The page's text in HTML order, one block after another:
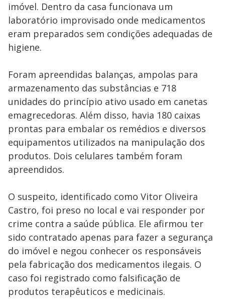
imóvel. Dentro da casa funcionava um
laboratório improvisado onde medicamentos
eram preparados sem condições adequadas de
higiene.
Foram apreendidas balanças, ampolas para
armazenamento das substâncias e 718
unidades do princípio ativo usado em canetas
emagrecedoras. Além disso, havia 180 caixas
prontas para embalar os remédios e diversos
equipamentos utilizados na manipulação dos
produtos. Dois celulares também foram
apreendidos.
O suspeito, identificado como Vitor Oliveira
Castro, foi preso no local e vai responder por
crime contra a saúde pública. Ele afirmou ter
sido contratado apenas para fazer a segurança
do imóvel e negou conhecer os responsáveis
pela fabricação dos medicamentos ilegais. O
caso foi registrado como falsificação de
produtos terapêuticos e medicinais.